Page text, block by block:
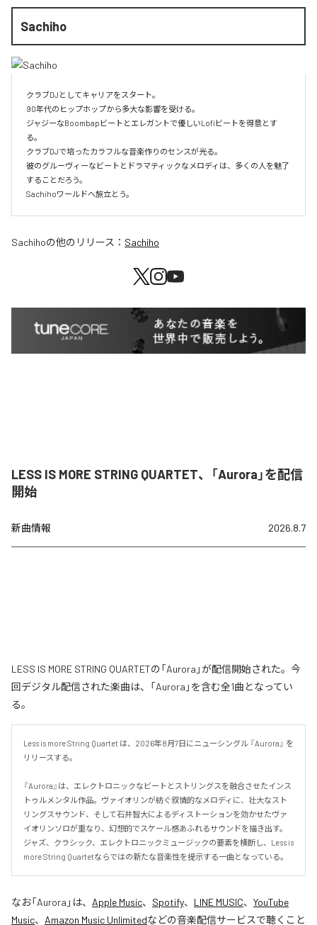
Sachiho
クラブDJとしてキャリアをスタート。
90年代のヒップホップから多大な影響を受ける。
ジャジーなBoombapビートとエレガントで優しいLofiビートを得意とす
る。
クラブDJで培ったカラフルな音楽作りのセンスが光る。
彼のグルーヴィーなビートとドラマティックなメロディは、多くの人を魅了
することだろう。
Sachihoワールドへ旅立とう。
Sachihoの他のリリース： Sachiho
LESS IS MORE STRING QUARTET、「Aurora」を配信
開始
新曲情報 2026.8.7
LESS IS MORE STRING QUARTETの「Aurora」が配信開始された。今
回デジタル配信された楽曲は、「Aurora」を含む全1曲となってい
る。
Less is more String Quartet は、2026年8月7日にニューシングル 『Aurora』 を
リリースする。
『Aurora』は、エレクトロニックなビートとストリングスを融合させたインス
トゥルメンタル作品。ヴァイオリンが紡ぐ叙情的なメロディに、壮大なスト
リングスサウンド、そして石井智大によるディストーションを効かせたヴァ
イオリンソロが重なり、幻想的でスケール感あふれるサウンドを描き出す。
ジャズ、クラシック、エレクトロニックミュージックの要素を横断し、Less is
more String Quartetならではの新たな音楽性を提示する一曲となっている。
なお「Aurora 」は、 Apple Music、 Spotify、 LINE MUSIC、 YouTube
Music、 Amazon Music Unlimitedなどの音楽配信サービスで聴くこと